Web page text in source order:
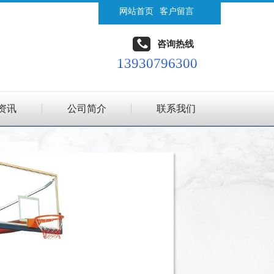
网站首页 客户留言
咨询热线
13930796300
讯 公司简介 联系我们